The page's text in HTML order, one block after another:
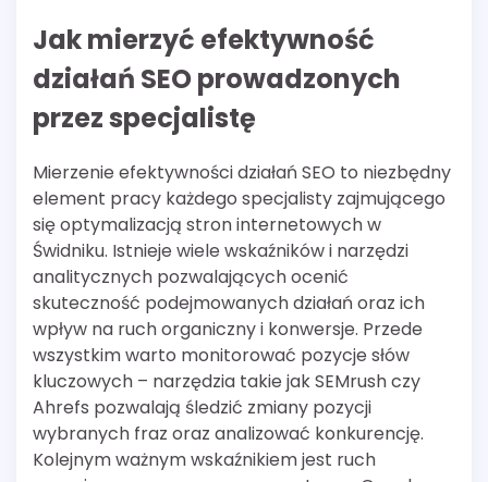
Jak mierzyć efektywność
działań SEO prowadzonych
przez specjalistę
Mierzenie efektywności działań SEO to niezbędny
element pracy każdego specjalisty zajmującego
się optymalizacją stron internetowych w
Świdniku. Istnieje wiele wskaźników i narzędzi
analitycznych pozwalających ocenić
skuteczność podejmowanych działań oraz ich
wpływ na ruch organiczny i konwersje. Przede
wszystkim warto monitorować pozycje słów
kluczowych – narzędzia takie jak SEMrush czy
Ahrefs pozwalają śledzić zmiany pozycji
wybranych fraz oraz analizować konkurencję.
Kolejnym ważnym wskaźnikiem jest ruch